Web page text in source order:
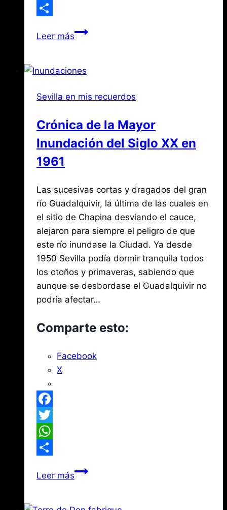
WhatsApp
Leer másHéros
fuero
en
Sevilla en mis recuerdos
Crónica de la Mayor
Inundación del Siglo XX en
1961
PorJose
María
de
Mena
noviembre
2,
2019agosto
3,
2026
Las sucesivas cortas y dragados del gran
río Guadalquivir, la última de las cuales en
el sitio de Chapina desviando el cauce,
alejaron para siempre el peligro de que
este río inundase la Ciudad. Ya desde
1950 Sevilla podía dormir tranquila todos
los otoños y primaveras, sabiendo que
aunque se desbordase el Guadalquivir no
podría afectar…
Comparte esto:
Facebook
X
Facebook
Twitter
WhatsApp
Leer másCrónica